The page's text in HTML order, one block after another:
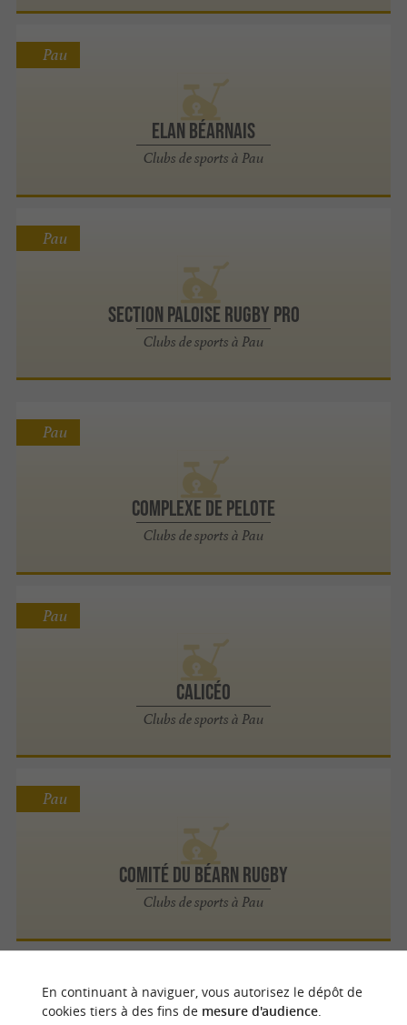
ELAN BÉARNAIS
Clubs de sports à Pau
Pau
Section Paloise Rugby Pro
Clubs de sports à Pau
Pau
COMPLEXE DE PELOTE
Clubs de sports à Pau
Pau
Calicéo
Clubs de sports à Pau
Pau
Comité du Béarn Rugby
Clubs de sports à Pau
Pau
En continuant à naviguer, vous autorisez le dépôt de
cookies tiers à des fins de mesure d'audience.